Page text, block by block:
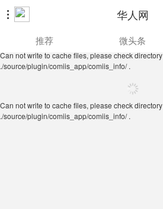
 华人网
./source/plugin/comiis_app/comiis_info/ .
推荐 微头条
Can not write to cache files, please check directory
./source/plugin/comiis_app/comiis_info/ .
Can not write to cache files, please check directory
./source/plugin/comiis_app/comiis_info/ .